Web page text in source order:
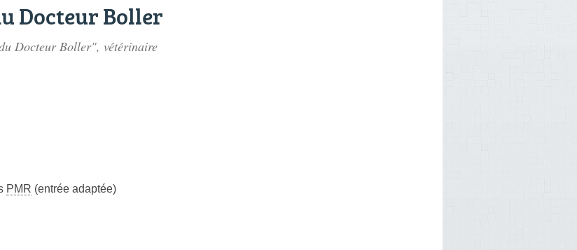
Docteur Boller
Docteur Boller", vétérinaire
PMR (entrée adaptée)